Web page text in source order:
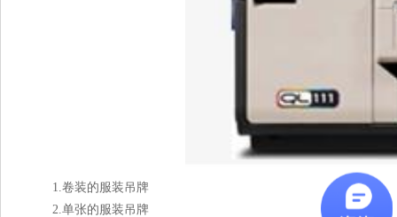
1.卷装的服装吊牌
2.单张的服装吊牌